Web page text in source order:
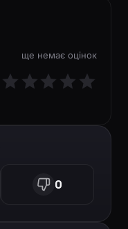
ще немає оцінок
0